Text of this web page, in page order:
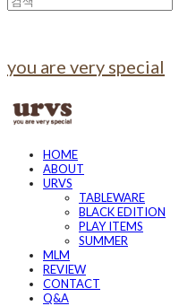
you are very special
HOME
ABOUT
URVS
TABLEWARE
BLACK EDITION
PLAY ITEMS
SUMMER
MLM
REVIEW
CONTACT
Q&A